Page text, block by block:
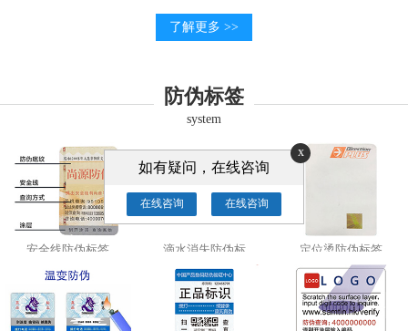
了解更多 >>
防伪标签
system
安全线防伪标签 滴水消失防伪标 定位烫防伪标签
x
如有疑问，在线咨询
在线咨询 在线咨询